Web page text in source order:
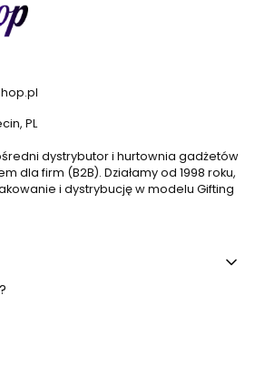
PL
dystrybutor i hurtownia gadżetów
dla firm (B2B). Działamy od 1998 roku,
i dystrybucję w modelu Gifting